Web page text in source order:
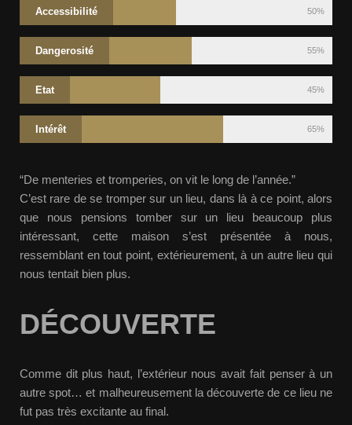
Accessibilité 50%
Dangerosité 55%
Etat 45%
Intérêt 65%
“De menteries et tromperies, on vit le long de l’année.”
C’est rare de se tromper sur un lieu, dans là à ce point, alors
que nous pensions tomber sur un lieu beaucoup plus
intéressant, cette maison s’est présentée à nous,
ressemblant en tout point, extérieurement, à un autre lieu qui
nous tentait bien plus.
DÉCOUVERTE
Comme dit plus haut, l’extérieur nous avait fait penser à un
autre spot… et malheureusement la découverte de ce lieu ne
fut pas très excitante au final.